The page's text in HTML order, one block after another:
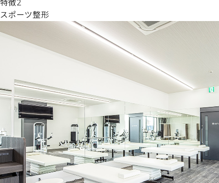
特徴2
スポーツ整形